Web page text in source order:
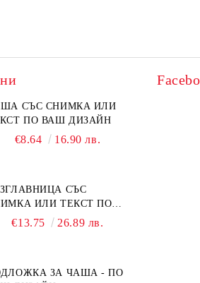
СЪС СНИМКА ИЛИ
ПО ВАШ ДИЗАЙН
€8.64 16.90 лв.
СЪС
ИЛИ ТЕКСТ ПО
ДИЗАЙН
€13.75 26.89 лв.
ЗА ЧАША - ПО